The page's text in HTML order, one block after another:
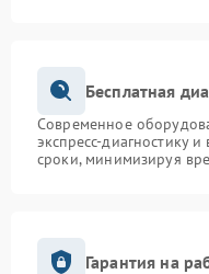
Бесплатная
Современное
экспресс-диагностику
сроки, минимизируя
Гарантия на